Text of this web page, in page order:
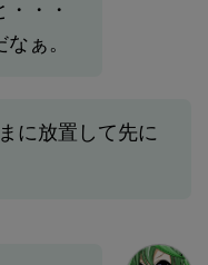
・・
ぁ。
に放置して先に